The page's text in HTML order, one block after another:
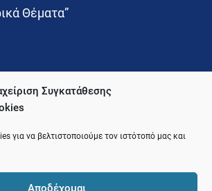
Συγκατάθεσης
για να βελτιστοποιούμε τον ιστότοπό μας και
Αποδέχομαι
Θέματα”